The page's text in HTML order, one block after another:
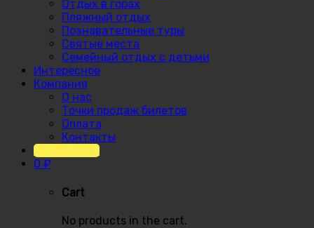
Отдых в горах
Пляжный отдых
Познавательные туры
Святые места
Семейный отдых с детьми
Интересное
Компания
О нас
Точки продаж билетов
Оплата
Контакты
Расписание
0 ₽
Cart
No products in the cart.